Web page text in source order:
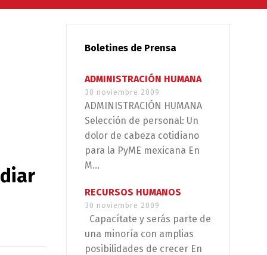
Boletines de Prensa
ADMINISTRACIÓN HUMANA
30 noviembre 2009
ADMINISTRACIÓN HUMANA
Selección de personal: Un
dolor de cabeza cotidiano
para la PyME mexicana En
M...
RECURSOS HUMANOS
30 noviembre 2009
Capacítate y serás parte de
una minoría con amplias
posibilidades de crecer En